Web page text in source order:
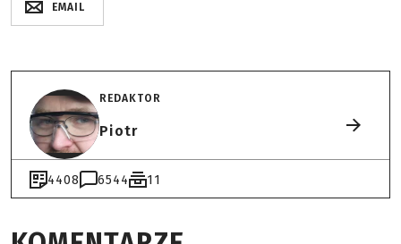
EMAIL
REDAKTOR
Piotr
4408 6544 11